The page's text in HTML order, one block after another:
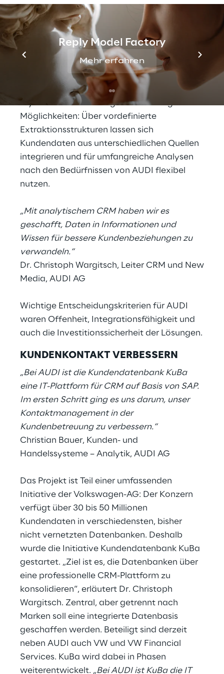
Reply Model Factory
Mehr erfahren
Daten und beeinträchtigte deshalb die
Systemperformance“, skizziert Christian
Bauer, Kunden- und Handelssysteme –
Analytik bei AUDI, die Ausgangssituation.
Dagegen boten analytisches CRM von SAP
auf Basis von mySAP™ Customer
Relationship Management (mySAP CRM) und
mySAP Business Intelligence vielfältige
Möglichkeiten: Über vordefinierte
Extraktionsstrukturen lassen sich
Kundendaten aus unterschiedlichen Quellen
integrieren und für umfangreiche Analysen
nach den Bedürfnissen von AUDI flexibel
nutzen.
„Mit analytischem CRM haben wir es
geschafft, Daten in Informationen und
Wissen für bessere Kundenbeziehungen zu
verwandeln.“
Dr. Christoph Wargitsch, Leiter CRM und New
Media, AUDI AG
Wichtige Entscheidungskriterien für AUDI
waren Offenheit, Integrationsfähigkeit und
auch die Investitionssicherheit der Lösungen.
KUNDENKONTAKT VERBESSERN
„Bei AUDI ist die Kundendatenbank KuBa
eine IT-Plattform für CRM auf Basis von SAP.
Im ersten Schritt ging es uns darum, unser
Kontaktmanagement in der
Kundenbetreuung zu verbessern.“
Christian Bauer, Kunden- und
Handelssysteme – Analytik, AUDI AG
Das Projekt ist Teil einer umfassenden
Initiative der Volkswagen-AG: Der Konzern
verfügt über 30 bis 50 Millionen
Kundendaten in verschiedensten, bisher
nicht vernetzten Datenbanken. Deshalb
wurde die Initiative Kundendatenbank KuBa
gestartet. „Ziel ist es, die Datenbanken über
eine professionelle CRM-Plattform zu
konsolidieren“, erläutert Dr. Christoph
Wargitsch. Zentral, aber getrennt nach
Marken soll eine integrierte Datenbasis
geschaffen werden. Beteiligt sind derzeit
neben AUDI auch VW und VW Financial
Services. KuBa wird dabei in Phasen
weiterentwickelt. „Bei AUDI ist KuBa die IT